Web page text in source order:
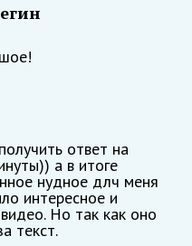
ответ на
а в итоге
нудное длч меня
интересное и
Но так как оно
текст.